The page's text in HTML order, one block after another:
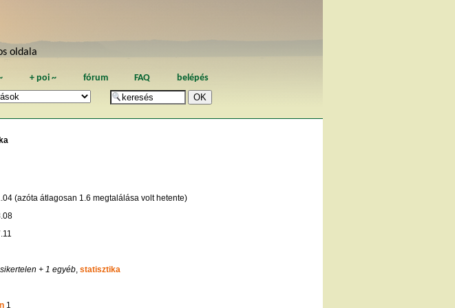
oldala
+ poi~ fórum FAQ belépés
(azóta átlagosan 1.6 megtalálása volt hetente)
+ 1 egyéb, statisztika
1